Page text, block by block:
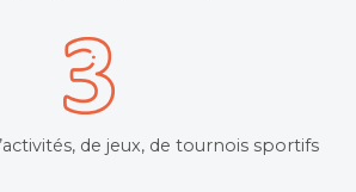
de jeux, de tournois sportifs